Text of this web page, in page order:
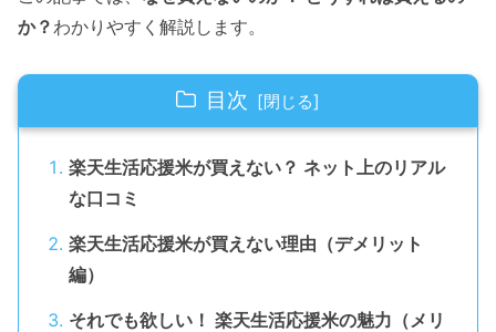
か？ わかりやすく解説します。
目次
楽天生活応援米が買えない？ ネット上のリアル
な口コミ
楽天生活応援米が買えない理由（デメリット
編）
それでも欲しい！ 楽天生活応援米の魅力（メリ